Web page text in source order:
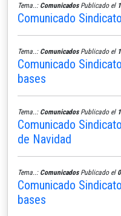
Tema..: ComunicadosPublicado el
Comunicado
Tema..: ComunicadosPublicado el
Comunicado
bases
Tema..: ComunicadosPublicado el
Comunicado
de Navidad
Tema..: ComunicadosPublicado el
Comunicado
bases